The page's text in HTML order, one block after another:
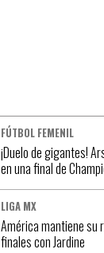
FÚTBOL FEMENIL
¡Duelo de gigantes!
en una final de
LIGA MX
América mantiene su
finales con Jardine